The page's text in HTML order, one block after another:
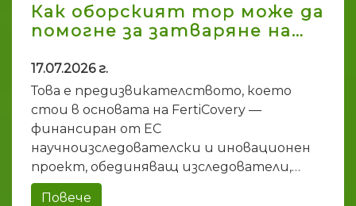
Как оборският тор може да
помогне за затваряне на…
17.07.2026 г.
Това е предизвикателството, което
стои в основата на FertiCovery —
финансиран от ЕС
научноизследователски и иновационен
проект, обединяващ изследователи,…
Повече